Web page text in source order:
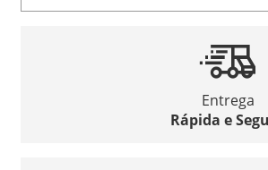
Entrega
Rápida e